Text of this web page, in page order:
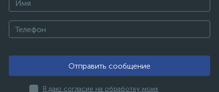
Отправить сообщение
Я даю согласие на обработку моих